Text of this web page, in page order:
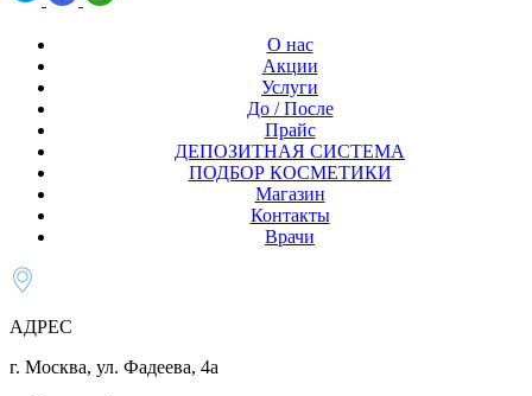
О нас
Акции
Услуги
До / После
Прайс
ДЕПОЗИТНАЯ СИСТЕМА
ПОДБОР КОСМЕТИКИ
Магазин
Контакты
Врачи
АДРЕС
г. Москва, ул. Фадеева, 4а